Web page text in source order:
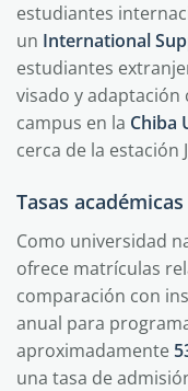
estudiantes
un International
estudiantes
visado y adaptación
campus en la Chiba
cerca de la estación
Tasas
Como universidad
ofrece matrículas
comparación con
anual para
aproximadamente
una tasa de